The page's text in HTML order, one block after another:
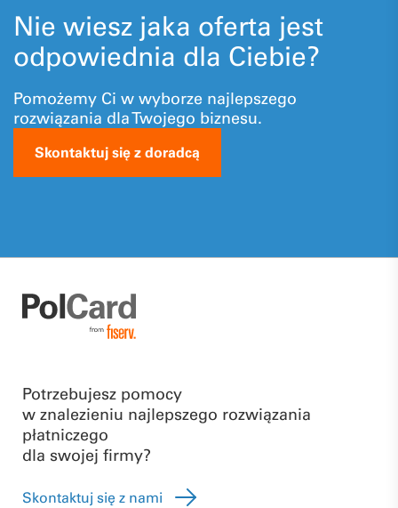
Nie wiesz jaka oferta jest
odpowiednia dla Ciebie?
Pomożemy Ci w wyborze najlepszego
rozwiązania dla Twojego biznesu.
Skontaktuj się z doradcą
Potrzebujesz pomocy
w znalezieniu najlepszego rozwiązania
płatniczego
dla swojej firmy?
Skontaktuj się z nami